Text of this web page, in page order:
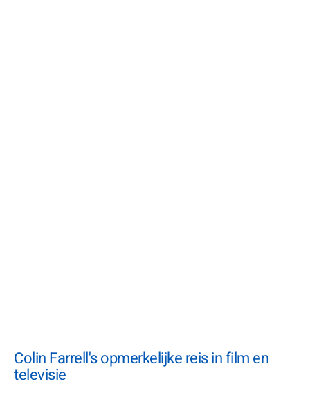
Colin Farrell's opmerkelijke reis in film en
televisie